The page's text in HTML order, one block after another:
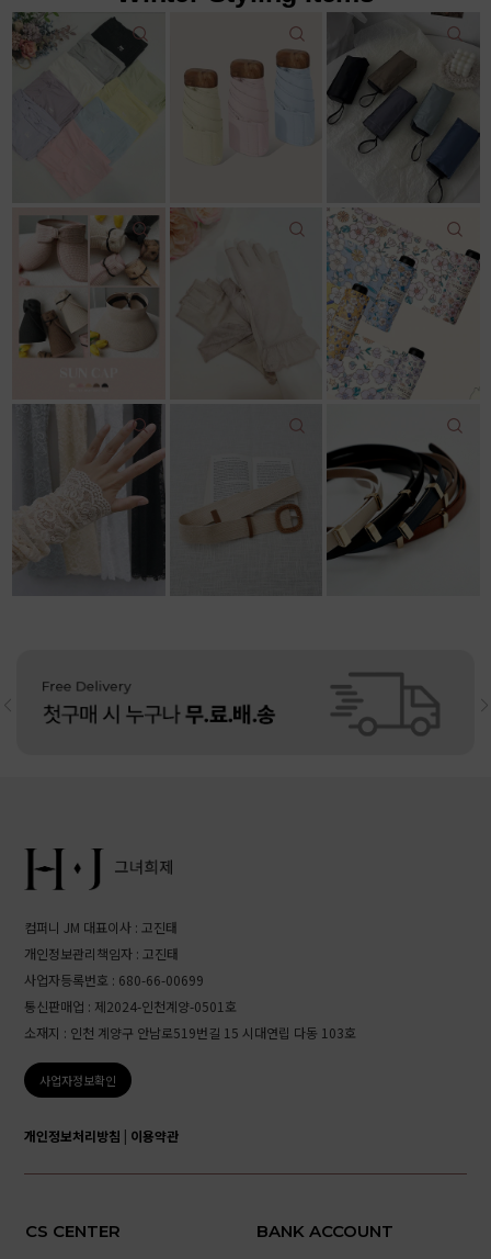
12,500원
18,600원
11,800원 14,043원
7%↓
22,000원
13,500원 10,800원
리뷰: 4 | 5.0 11,800원
컴퍼니 JM 대표이사 : 고진태
개인정보관리책임자 : 고진태
사업자등록번호 : 680-66-00699
통신판매업 : 제2024-인천계양-0501호
소재지 : 인천 계양구 안남로519번길 15 시대연립 다동 103호
사업자정보확인
개인정보처리방침 | 이용약관
CS CENTER BANK ACCOUNT